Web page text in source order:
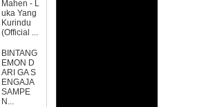
Mahen - L
uka Yang
Kurindu
(Official ...
BINTANG
EMON D
ARI GA S
ENGAJA
SAMPE
N...